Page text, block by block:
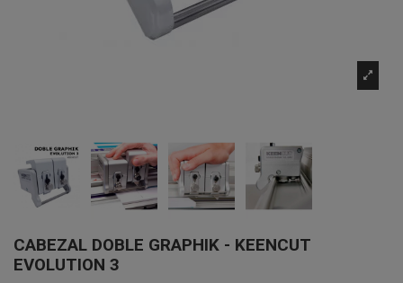
CABEZAL DOBLE GRAPHIK - KEENCUT
EVOLUTION 3